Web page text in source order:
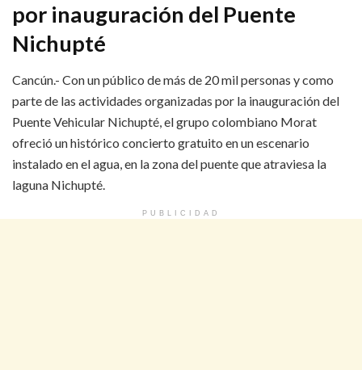
por inauguración del Puente
Nichupté
Cancún.- Con un público de más de 20 mil personas y como
parte de las actividades organizadas por la inauguración del
Puente Vehicular Nichupté, el grupo colombiano Morat
ofreció un histórico concierto gratuito en un escenario
instalado en el agua, en la zona del puente que atraviesa la
laguna Nichupté.
PUBLICIDAD